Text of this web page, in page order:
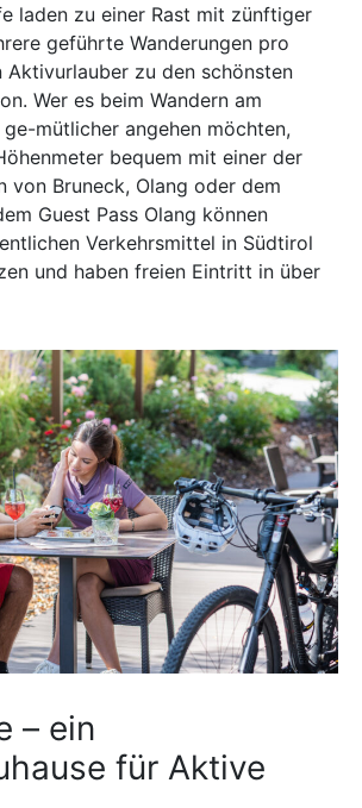
laden zu einer Rast mit zünftiger
geführte Wanderungen pro
Aktivurlauber zu den schönsten
Wer es beim Wandern am
mütlicher angehen möchten,
bequem mit einer der
von Bruneck, Olang oder dem
Guest Pass Olang können
Verkehrsmittel in Südtirol
und haben freien Eintritt in über
– ein
für Aktive